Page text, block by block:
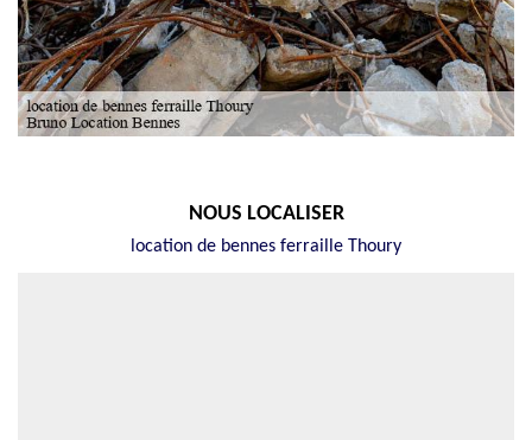
NOUS LOCALISER
location de bennes ferraille Thoury